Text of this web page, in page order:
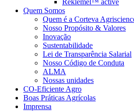
Quem Somos
Quem é a Corteva
Nosso Propósito & Valores
Inovação
Sustentabilidade
Lei de Transparência Salarial
Nosso Código de Conduta
ALMA
Nossas unidades
CO-Eficiente Agro
Boas Práticas Agrícolas
Imprensa